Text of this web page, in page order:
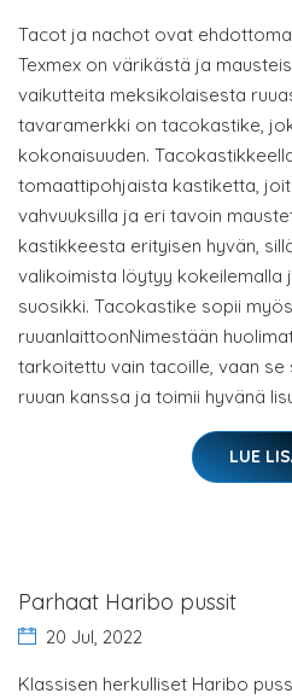
Tacot ja nachot ovat
Texmex on värikästä ja
vaikutteita meksikolaisesta
tavaramerkki on tacokastike,
kokonaisuuden.
tomaattipohjaista kastiketta,
vahvuuksilla ja eri tavoin
kastikkeesta erityisen hyvän,
valikoimista löytyy kokeilemalla
suosikki. Tacokastike sopii
ruuanlaittoonNimestään
tarkoitettu vain tacoille, vaan se
ruuan kanssa ja toimii hyvänä
LUE
Parhaat Haribo pussit
20 Jul, 2022
Klassisen herkulliset Haribo